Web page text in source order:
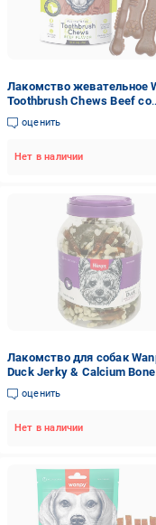
Лакомство жевательное
Toothbrush Chews Beef со
вкусом говядины для
16)
оценить
Нет в наличии
Лакомство для собак
Duck Jerky & Calcium Bone
Twists Кость с вяленой
кальцием 1,2 кг
оценить
Нет в наличии